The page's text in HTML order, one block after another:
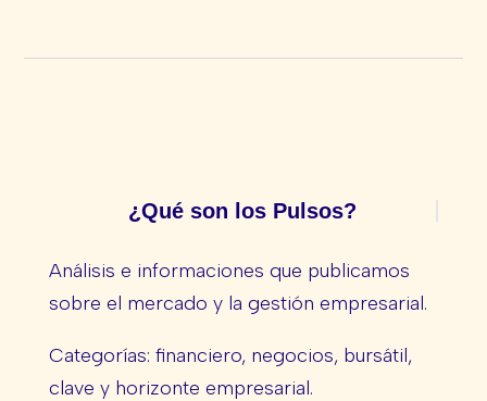
¿Qué son los Pulsos?
Análisis e informaciones que publicamos
sobre el mercado y la gestión empresarial.
Categorías: financiero, negocios, bursátil,
clave y horizonte empresarial.